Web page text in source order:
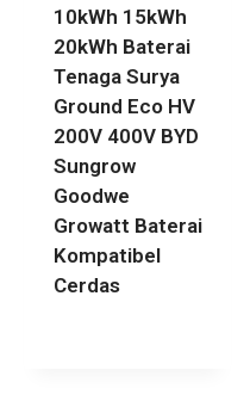
10kWh 15kWh
20kWh Baterai
Tenaga Surya
Ground Eco HV
200V 400V BYD
Sungrow
Goodwe
Growatt Baterai
Kompatibel
Cerdas